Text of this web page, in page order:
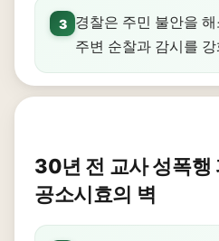
3
경찰은 주민 불안을
주변 순찰과 감시를
30년 전 교사 성폭행
공소시효의 벽